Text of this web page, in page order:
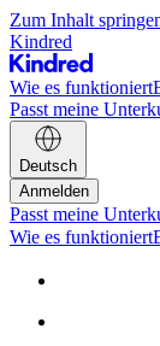
Zum Inhalt
Kindred
Wie es funktioniert
Passt meine
Deutsch
Anmelden
Passt meine
Wie es funktioniert